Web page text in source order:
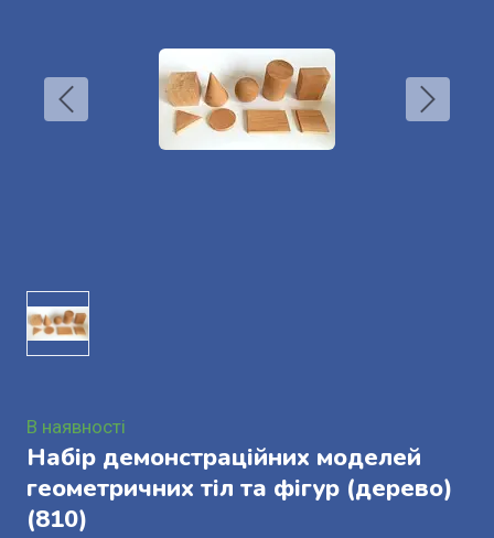
В наявності
Набір демонстраційних моделей
геометричних тіл та фігур (дерево)
(810)